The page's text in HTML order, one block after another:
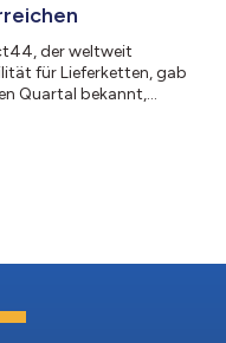
der weltweit
für Lieferketten, gab
Quartal bekannt,
für Visibility-
im zweiten Quartal